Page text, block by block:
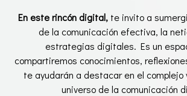
En este rincón digital,te invito a
de la comunicación efectiva, la
estrategias digitales. Es un
compartiremos conocimientos,
te ayudarán a destacar en el complejo
universo de la comunicación